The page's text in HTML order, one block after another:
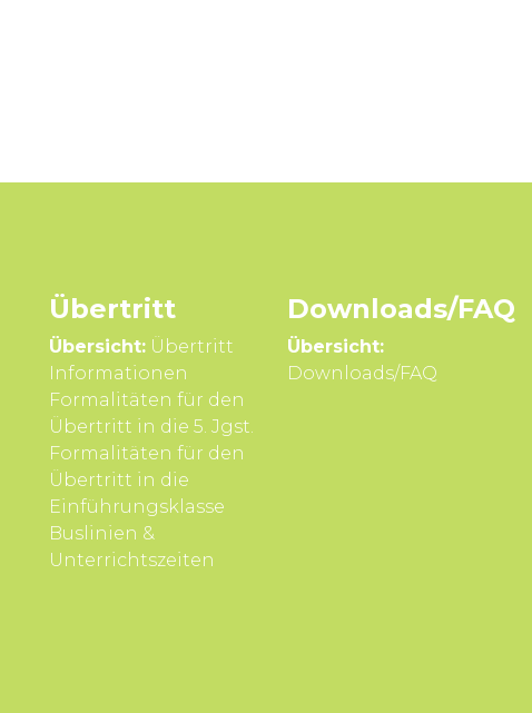
Übertritt
Übersicht:Übertritt
Infor­mationen
Formali­täten für den
Über­tritt in die 5. Jgst.
Formali­täten für den
Über­tritt in die
Einführungsklasse
Buslinien &
Unterrichts­zeiten
Downloads/FAQ
Übersicht:
Downloads/FAQ